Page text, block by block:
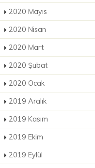
2020 Mayıs
2020 Nisan
2020 Mart
2020 Şubat
2020 Ocak
2019 Aralık
2019 Kasım
2019 Ekim
2019 Eylül